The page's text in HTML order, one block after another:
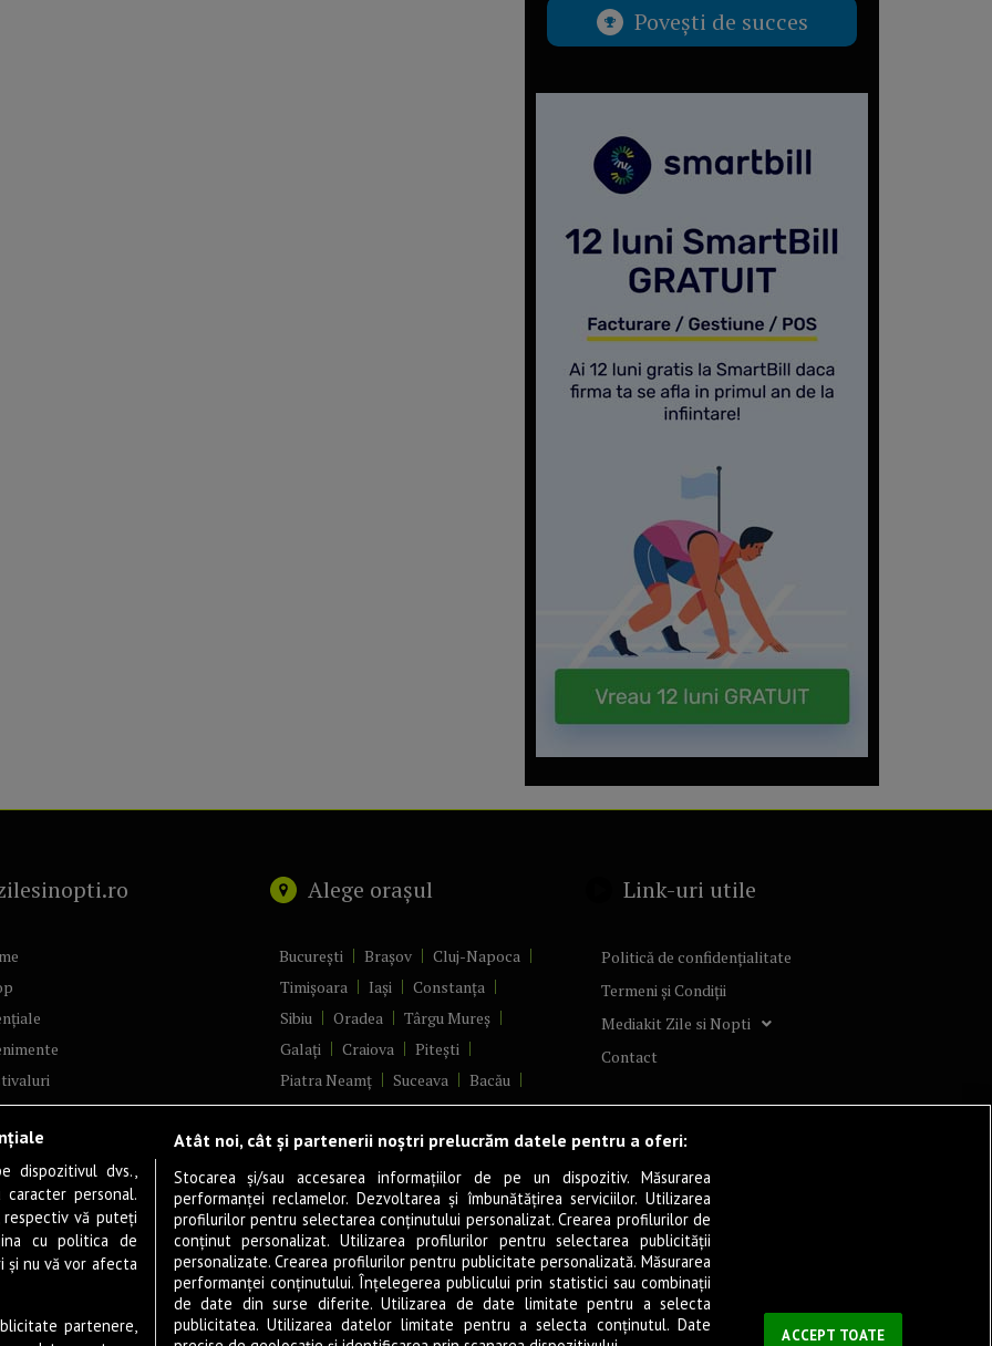
Povești de succes
& Cultură
filme
Alege orașul
București Brașov
Cluj-Napoca
Timișoara
Iași
Constanța
Sibiu
Oradea
Târgu Mureș
Galați
Craiova
Pitești
Piatra Neamț
Suceava
Bacău
Brăila
Ploiești
Râmnicu Vâlcea
Alba Iulia
Arad
Bistrița
Baia Mare
Satu Mare
Sfântu Gheorghe
Deva
Focșani
Tulcea
Târgu Jiu
Alexandria
Botoșani
Buzău Vaslui
Reșița
Târgoviște
Drobeta-Turnu Severin
Călărași
Link-uri utile
Politică de confidențialitate
Termeni și Condiții
Mediakit Zile si Nopti
Contact
dispozitivul dvs.,
personal.
vă puteți
cu politica de
nu vă vor afecta
partenere,
Atât noi, cât și partenerii noștri prelucrăm datele pentru a oferi:
Stocarea și/sau accesarea informațiilor de pe un dispozitiv. Măsurarea
performanței reclamelor. Dezvoltarea și îmbunătățirea serviciilor. Utilizarea
profilurilor pentru selectarea conținutului personalizat. Crearea profilurilor de
conținut personalizat. Utilizarea profilurilor pentru selectarea publicității
personalizate. Crearea profilurilor pentru publicitate personalizată. Măsurarea
performanței conținutului. Înțelegerea publicului prin statistici sau combinații
de date din surse diferite. Utilizarea de date limitate pentru a selecta
publicitatea. Utilizarea datelor limitate pentru a selecta conținutul. Date
ACCEPT TOATE